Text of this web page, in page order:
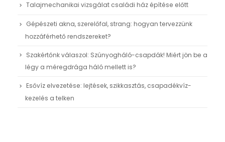
Talajmechanikai vizsgálat családi ház építése előtt
Gépészeti akna, szerelőfal, strang: hogyan tervezzünk
hozzáférhető rendszereket?
Szakértőnk válaszol: Szúnyogháló-csapdák! Miért jön be a
légy a méregdrága háló mellett is?
Esővíz elvezetése: lejtések, szikkasztás, csapadékvíz-
kezelés a telken